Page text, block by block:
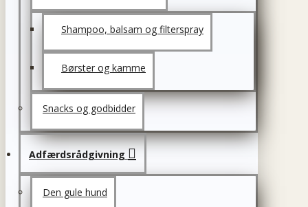
Shampoo, balsam og filterspray
Børster og kamme
Snacks og godbidder
Adfærdsrådgivning
Den gule hund